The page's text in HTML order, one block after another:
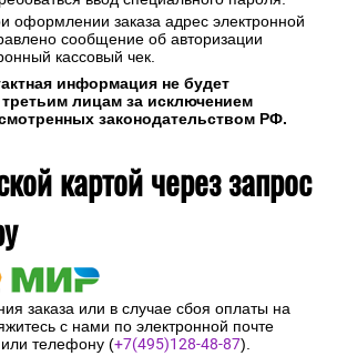
оформлении заказа адрес электронной
сообщение об авторизации
кассовый чек.
информация не будет
лицам за исключением
законодательством РФ.
картой через запрос
заказа или в случае сбоя оплаты на
с нами по электронной почте
телефону (+7(495)128-48-87).